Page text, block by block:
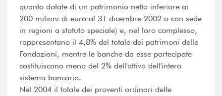
quanto dotate di un patrimonio netto inferiore ai
200 milioni di euro al 31 dicembre 2002 o con sede
in regioni a statuto speciale) e, nel loro complesso,
rappresentano il 4,8% del totale dei patrimoni delle
Fondazioni, mentre le banche da esse partecipate
costituiscono meno del 2% dell'attivo dell'intero
sistema bancario.
Nel 2004 il totale dei proventi ordinari delle